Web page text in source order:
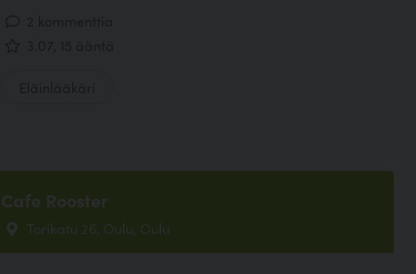
Cafe Rooster
Torikatu 26, Oulu, Oulu